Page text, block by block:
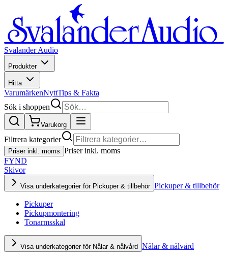
Svalander Audio
Produkter
Hitta
VarumärkenNyttTips & Fakta
Sök i shoppen
Varukorg
Filtrera kategorier
Priser inkl. moms Priser inkl. moms
FYND
Skivor
Visa underkategorier för Pickuper & tillbehör Pickuper & tillbehör
Pickuper
Pickupmontering
Tonarmsskal
Visa underkategorier för Nålar & nålvård Nålar & nålvård